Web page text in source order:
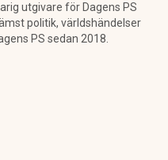
utgivare för Dagens PS
politik, världshändelser
PS sedan 2018.